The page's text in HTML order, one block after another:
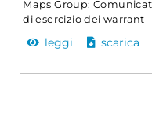
Maps Group:
di esercizio dei warrant
leggi scarica